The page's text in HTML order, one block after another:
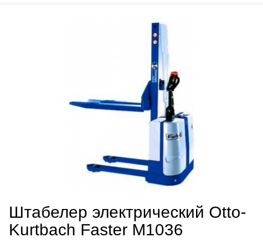
Штабелер электрический Otto-
Kurtbach Faster M1036